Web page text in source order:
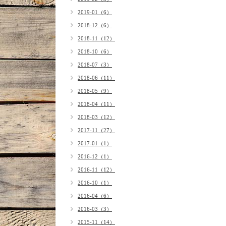
2019-01（6）
2018-12（6）
2018-11（12）
2018-10（6）
2018-07（3）
2018-06（11）
2018-05（9）
2018-04（11）
2018-03（12）
2017-11（27）
2017-01（1）
2016-12（1）
2016-11（12）
2016-10（1）
2016-04（6）
2016-03（3）
2015-11（14）